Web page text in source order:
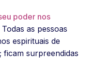
poder nos
Todas as pessoas
espirituais de
ficam surpreendidas